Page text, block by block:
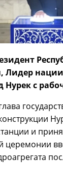
Лидер
Нурек с
и
церемонии